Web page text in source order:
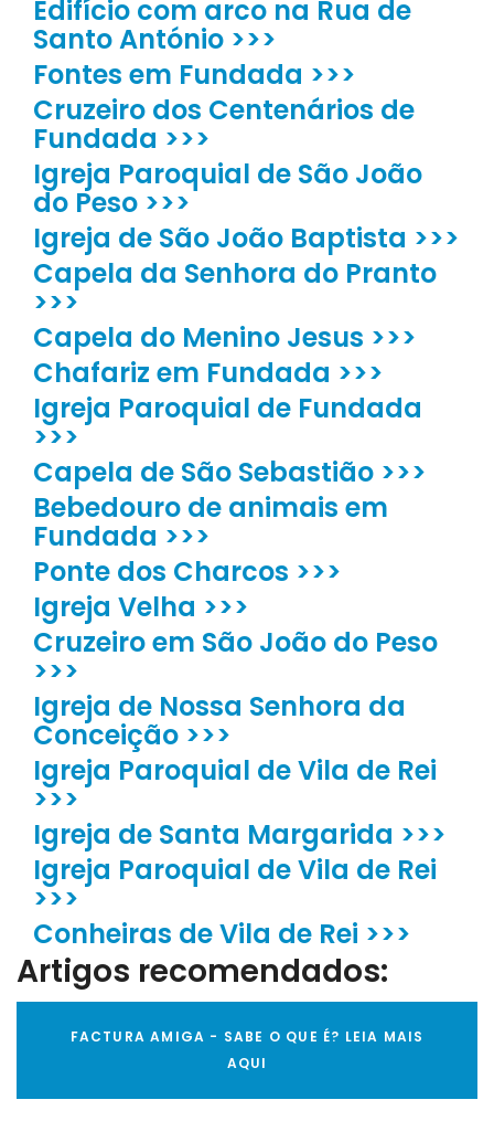
Edifício com arco na Rua de
Santo António >>>
Fontes em Fundada >>>
Cruzeiro dos Centenários de
Fundada >>>
Igreja Paroquial de São João
do Peso >>>
Igreja de São João Baptista >>>
Capela da Senhora do Pranto
>>>
Capela do Menino Jesus >>>
Chafariz em Fundada >>>
Igreja Paroquial de Fundada
>>>
Capela de São Sebastião >>>
Bebedouro de animais em
Fundada >>>
Ponte dos Charcos >>>
Igreja Velha >>>
Cruzeiro em São João do Peso
>>>
Igreja de Nossa Senhora da
Conceição >>>
Igreja Paroquial de Vila de Rei
>>>
Igreja de Santa Margarida >>>
Igreja Paroquial de Vila de Rei
>>>
Conheiras de Vila de Rei >>>
Artigos recomendados:
FACTURA AMIGA - SABE O QUE É? LEIA MAIS
AQUI